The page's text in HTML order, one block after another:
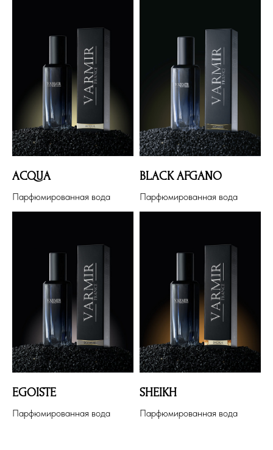
ACQUA
Парфюмированная вода
BLACK AFGANO
Парфюмированная вода
EGOISTE
Парфюмированная вода
SHEIKH
Парфюмированная вода